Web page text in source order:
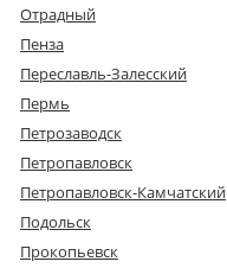
Отрадный
Пенза
Переславль-Залесский
Пермь
Петрозаводск
Петропавловск
Петропавловск-Камчатский
Подольск
Прокопьевск